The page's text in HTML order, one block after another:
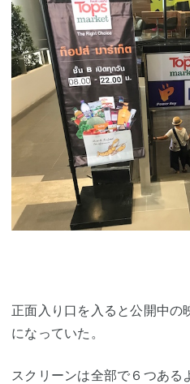
正面入り口を入ると公開中の
になっていた。
スクリーンは全部で６つある